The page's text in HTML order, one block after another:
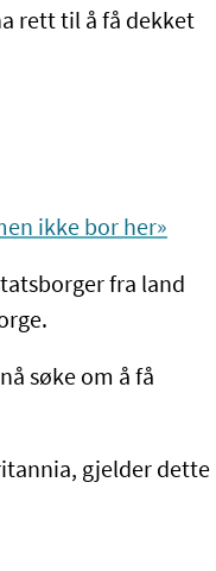
rett til å få dekket
ikke bor her»
fra land
søke om å få
gjelder dette